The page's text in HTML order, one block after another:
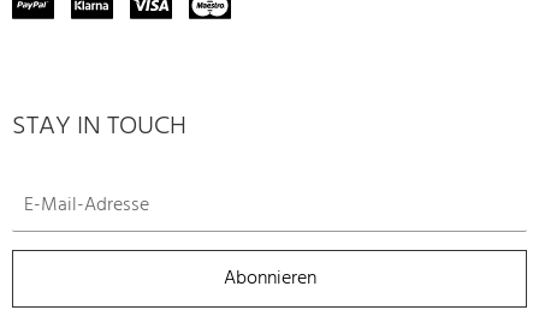
STAY IN TOUCH
Abonnieren